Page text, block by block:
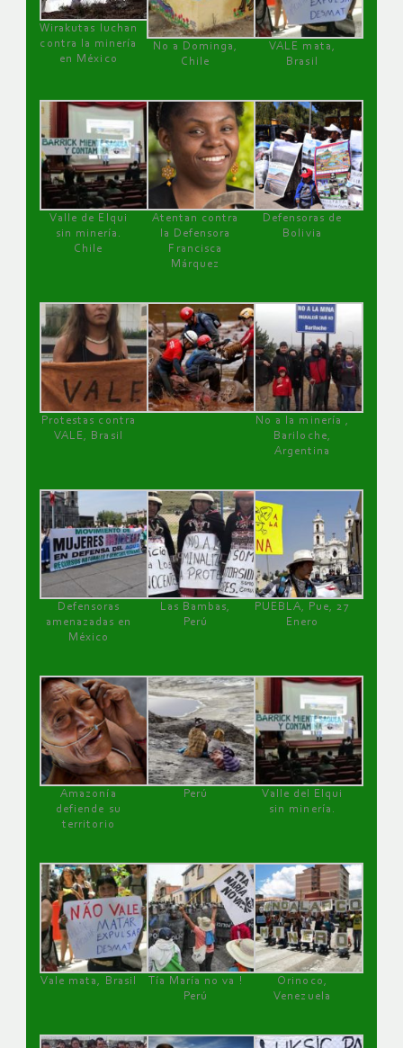
Wirakutas luchan
contra la minería
en México
No a Dominga,
Chile
VALE mata,
Brasil
Valle de Elqui
sin minería.
Chile
Atentan contra
la Defensora
Francisca
Márquez
Defensoras de
Bolivia
Protestas contra
VALE, Brasil
No a la minería ,
Bariloche,
Argentina
Defensoras
amenazadas en
México
Las Bambas,
Perú
PUEBLA, Pue, 27
Enero
Amazonía
defiende su
territorio
Perú
Valle del Elqui
sin minería.
Vale mata, Brasil
Tía María no va !
Perú
Orinoco,
Venezuela